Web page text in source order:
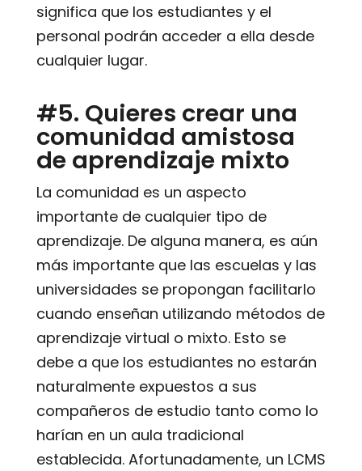
significa que los estudiantes y el
personal podrán acceder a ella desde
cualquier lugar.
#5. Quieres crear una
comunidad amistosa
de aprendizaje mixto
La comunidad es un aspecto
importante de cualquier tipo de
aprendizaje. De alguna manera, es aún
más importante que las escuelas y las
universidades se propongan facilitarlo
cuando enseñan utilizando métodos de
aprendizaje virtual o mixto. Esto se
debe a que los estudiantes no estarán
naturalmente expuestos a sus
compañeros de estudio tanto como lo
harían en un aula tradicional
establecida. Afortunadamente, un LCMS